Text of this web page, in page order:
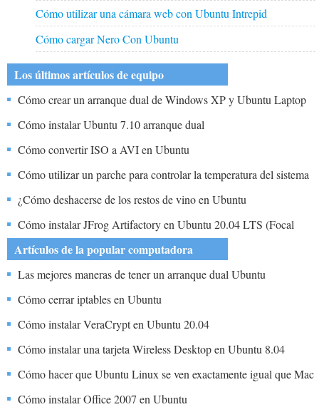
Cómo utilizar una cámara web con Ubuntu Intrepid
Cómo cargar Nero Con Ubuntu
Los últimos artículos de equipo
Cómo crear un arranque dual de Windows XP y Ubuntu Laptop
Cómo instalar Ubuntu 7.10 arranque dual
Cómo convertir ISO a AVI en Ubuntu
Cómo utilizar un parche para controlar la temperatura del sistema
en Ubuntu
¿Cómo deshacerse de los restos de vino en Ubuntu
Cómo instalar JFrog Artifactory en Ubuntu 20.04 LTS (Focal
Fossa)
Artículos de la popular computadora
Las mejores maneras de tener un arranque dual Ubuntu
Cómo cerrar iptables en Ubuntu
Cómo instalar VeraCrypt en Ubuntu 20.04
Cómo instalar una tarjeta Wireless Desktop en Ubuntu 8.04
Cómo hacer que Ubuntu Linux se ven exactamente igual que Mac
OS X Leopard
Cómo instalar Office 2007 en Ubuntu